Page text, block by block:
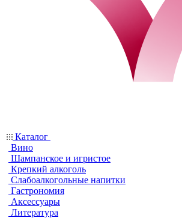
Каталог
Вино
Шампанское и игристое
Крепкий алкоголь
Слабоалкогольные напитки
Гастрономия
Аксессуары
Литература